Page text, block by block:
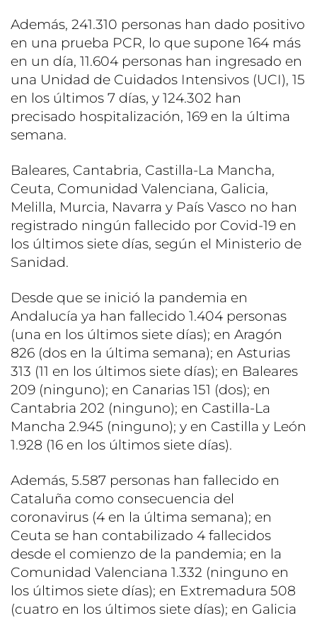
Además, 241.310 personas han dado positivo
en una prueba PCR, lo que supone 164 más
en un día, 11.604 personas han ingresado en
una Unidad de Cuidados Intensivos (UCI), 15
en los últimos 7 días, y 124.302 han
precisado hospitalización, 169 en la última
semana.
Baleares, Cantabria, Castilla-La Mancha,
Ceuta, Comunidad Valenciana, Galicia,
Melilla, Murcia, Navarra y País Vasco no han
registrado ningún fallecido por Covid-19 en
los últimos siete días, según el Ministerio de
Sanidad.
Desde que se inició la pandemia en
Andalucía ya han fallecido 1.404 personas
(una en los últimos siete días); en Aragón
826 (dos en la última semana); en Asturias
313 (11 en los últimos siete días); en Baleares
209 (ninguno); en Canarias 151 (dos); en
Cantabria 202 (ninguno); en Castilla-La
Mancha 2.945 (ninguno); y en Castilla y León
1.928 (16 en los últimos siete días).
Además, 5.587 personas han fallecido en
Cataluña como consecuencia del
coronavirus (4 en la última semana); en
Ceuta se han contabilizado 4 fallecidos
desde el comienzo de la pandemia; en la
Comunidad Valenciana 1.332 (ninguno en
los últimos siete días); en Extremadura 508
(cuatro en los últimos siete días); en Galicia